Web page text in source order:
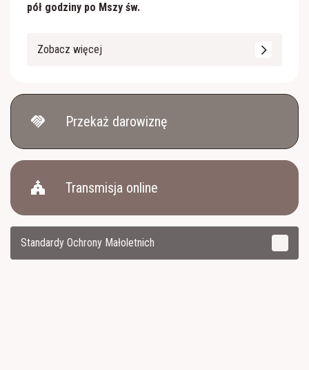
pół godziny po Mszy św.
Zobacz więcej
handshake Przekaż darowiznę
church Transmisja online
Standardy Ochrony Małoletnich